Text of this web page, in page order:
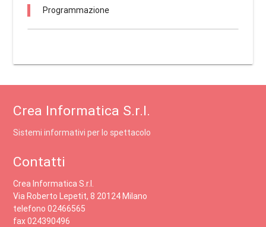
Programmazione
Crea Informatica S.r.l.
Sistemi informativi per lo spettacolo
Contatti
Crea Informatica S.r.l.
Via Roberto Lepetit, 8 20124 Milano
telefono 02466565
fax 024390496